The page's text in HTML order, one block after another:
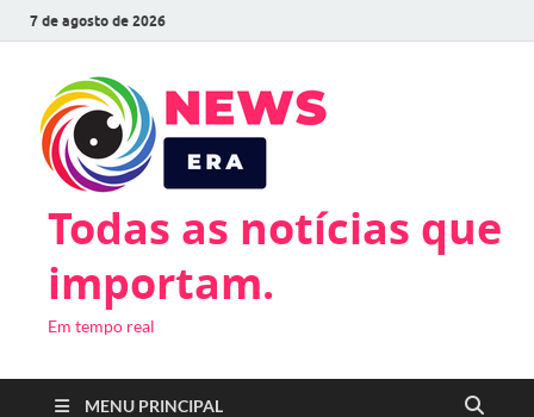
7 de agosto de 2026
Todas as notícias que
importam.
Em tempo real
MENU PRINCIPAL